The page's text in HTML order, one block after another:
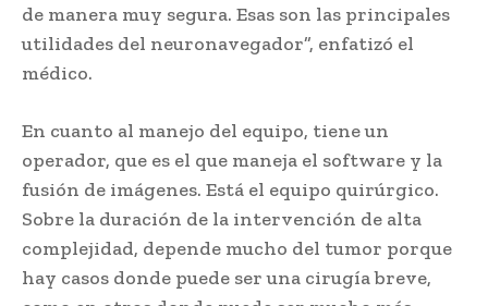
de manera muy segura. Esas son las principales
utilidades del neuronavegador”, enfatizó el
médico.
En cuanto al manejo del equipo, tiene un
operador, que es el que maneja el software y la
fusión de imágenes. Está el equipo quirúrgico.
Sobre la duración de la intervención de alta
complejidad, depende mucho del tumor porque
hay casos donde puede ser una cirugía breve,